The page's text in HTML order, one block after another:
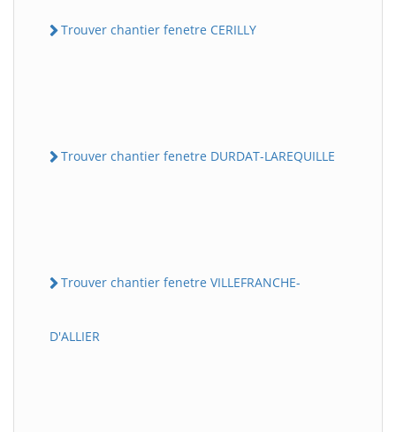
Trouver chantier fenetre CERILLY
Trouver chantier fenetre DURDAT-LAREQUILLE
Trouver chantier fenetre VILLEFRANCHE-
D'ALLIER